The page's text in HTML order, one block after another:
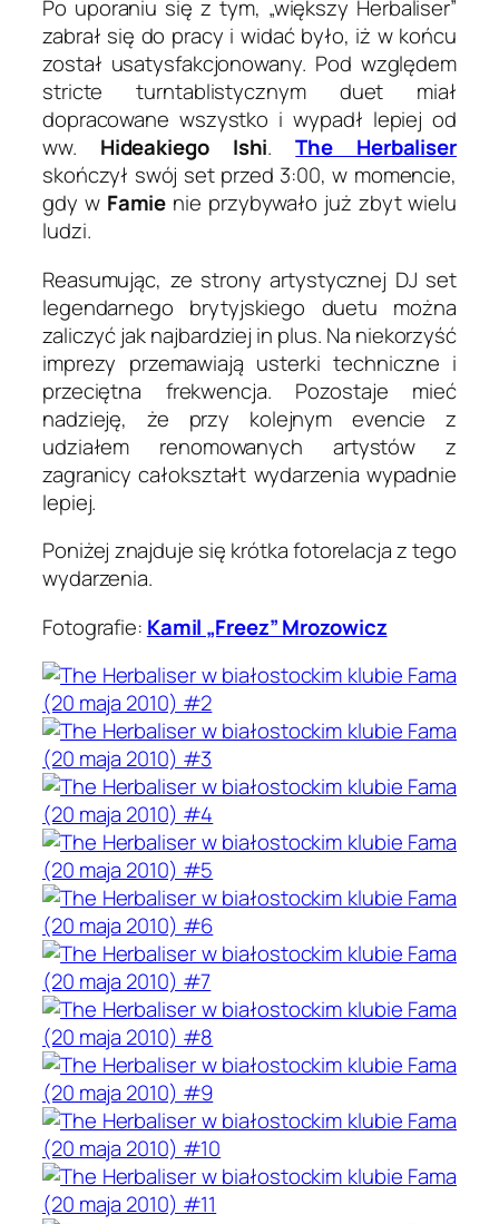
Po uporaniu się z tym, „większy Herbaliser”
zabrał się do pracy i widać było, iż w końcu
został usatysfakcjonowany. Pod względem
stricte turntablistycznym duet miał
dopracowane wszystko i wypadł lepiej od
ww. Hideakiego Ishi.The Herbaliser
skończył swój set przed 3:00, w momencie,
gdy w Famie nie przybywało już zbyt wielu
ludzi.
Reasumując, ze strony artystycznej DJ set
legendarnego brytyjskiego duetu można
zaliczyć jak najbardziej in plus. Na niekorzyść
imprezy przemawiają usterki techniczne i
przeciętna frekwencja. Pozostaje mieć
nadzieję, że przy kolejnym evencie z
udziałem renomowanych artystów z
zagranicy całokształt wydarzenia wypadnie
lepiej.
Poniżej znajduje się krótka fotorelacja z tego
wydarzenia.
Fotografie: Kamil „Freez” Mrozowicz